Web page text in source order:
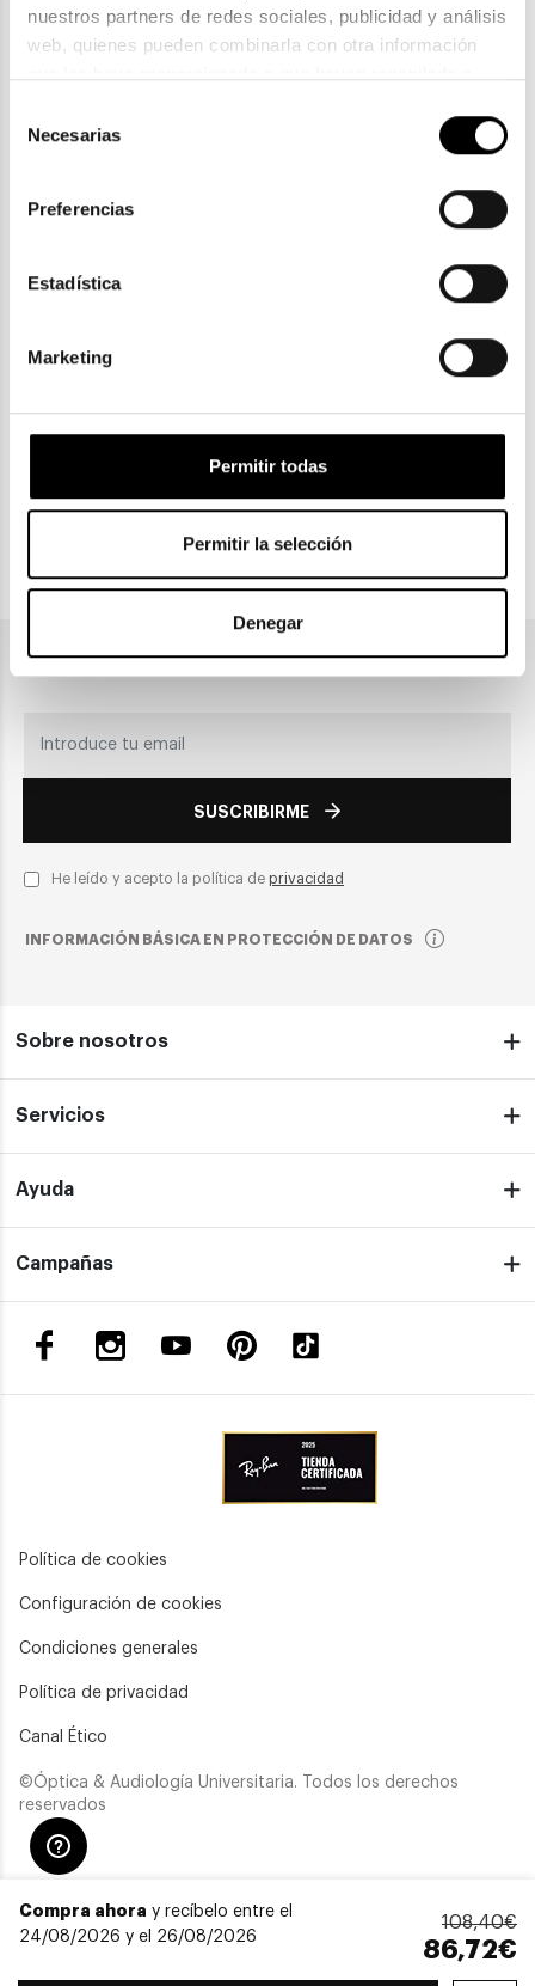
nuestros partners de redes sociales, publicidad y análisis
web, quienes pueden combinarla con otra información
la política de privacidad en el siguiente
. Consulta
Necesarias
Preferencias
Estadística
Marketing
Permitir todas
Permitir la selección
Denegar
Compra ahora y recíbelo entre el
24/08/2026 y el 26/08/2026
108,40€
86,72€
GUESS GU 50230
CLICK & COLLECT
PAGO SEGURO
Únete a nuestra newsletter
SUSCRIBIRME
He leído y acepto la política de privacidad
INFORMACIÓN BÁSICA EN PROTECCIÓN DE DATOS
Sobre nosotros
Servicios
Ayuda
Campañas
Política de cookies
Configuración de cookies
Condiciones generales
Política de privacidad
Canal Ético
©Óptica & Audiología Universitaria. Todos los derechos
reservados